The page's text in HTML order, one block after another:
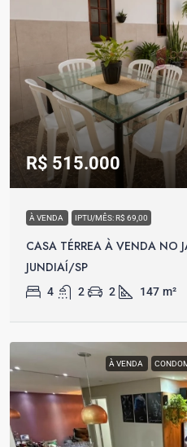
R$ 515.000
À VENDA IPTU/MÊS: R$ 69,00
CASA TÉRREA À VENDA NO
JUNDIAÍ/SP
4 2 2 147 m²
À VENDA